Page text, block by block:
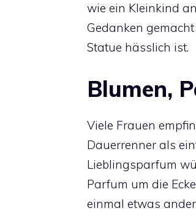
wie ein Kleinkind
Gedanken
Statue hässlich ist.
Blumen,
Viele Frauen
Dauerrenner als
Lieblingsparfum
Parfum um die
einmal etwas